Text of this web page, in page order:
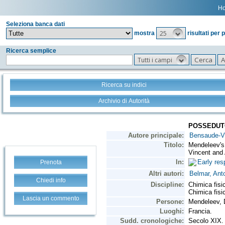
Seleziona banca dati
mostra
25 risultati per
Ricerca semplice
Tutti i campi
Ricerca su indici
Archivio di Autorità
Prenota
Chiedi info
Lascia un commento